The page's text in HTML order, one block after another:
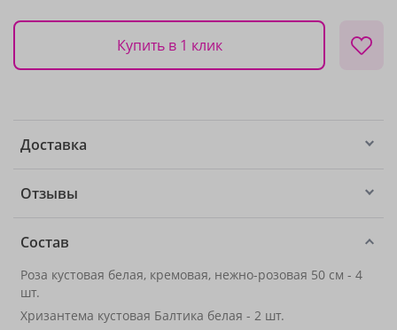
Купить в 1 клик
Доставка
Отзывы
Состав
Роза кустовая белая, кремовая, нежно-розовая 50 см - 4
шт.
Хризантема кустовая Балтика белая - 2 шт.